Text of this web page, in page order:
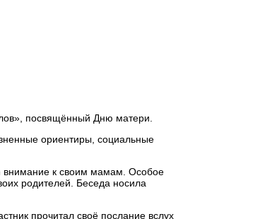
посвящённый Дню матери.
ориентиры, социальные
внимание к своим мамам. Особое
родителей. Беседа носила
прочитал своё послание вслух